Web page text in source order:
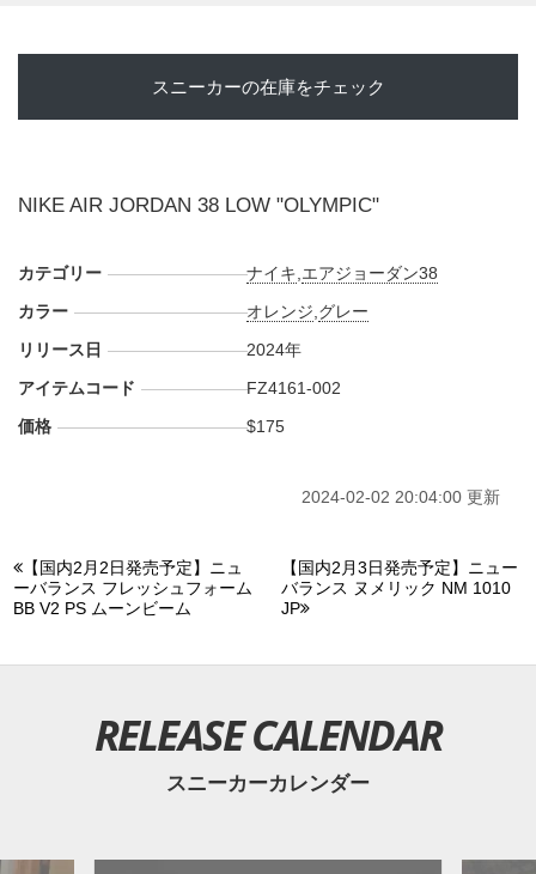
スニーカーの在庫をチェック
NIKE AIR JORDAN 38 LOW "OLYMPIC"
カテゴリー ナイキ エアジョーダン38
カラー
オレンジ グレー
リリース日
2024年
アイテムコード
FZ4161-002
価格
$175
2024-02-02 20:04:00 更新
【国内2月2日発売予定】ニュ
ーバランス フレッシュフォーム
BB V2 PS ムーンビーム
【国内2月3日発売予定】ニュー
バランス ヌメリック NM 1010
JP
RELEASE CALENDAR
スニーカーカレンダー